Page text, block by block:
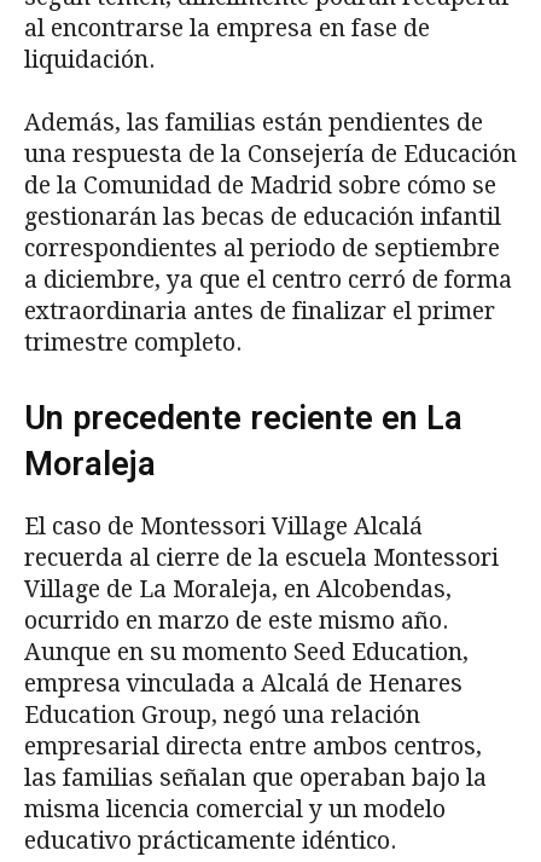
al encontrarse la empresa en fase de
liquidación.
Además, las familias están pendientes de
una respuesta de la Consejería de Educación
de la Comunidad de Madrid sobre cómo se
gestionarán las becas de educación infantil
correspondientes al periodo de septiembre
a diciembre, ya que el centro cerró de forma
extraordinaria antes de finalizar el primer
trimestre completo.
Un precedente reciente en La
Moraleja
El caso de Montessori Village Alcalá
recuerda al cierre de la escuela Montessori
Village de La Moraleja, en Alcobendas,
ocurrido en marzo de este mismo año.
Aunque en su momento Seed Education,
empresa vinculada a Alcalá de Henares
Education Group, negó una relación
empresarial directa entre ambos centros,
las familias señalan que operaban bajo la
misma licencia comercial y un modelo
educativo prácticamente idéntico.